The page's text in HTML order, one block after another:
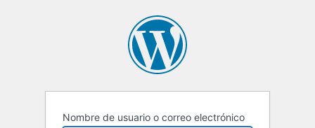
Nombre de usuario o correo electrónico